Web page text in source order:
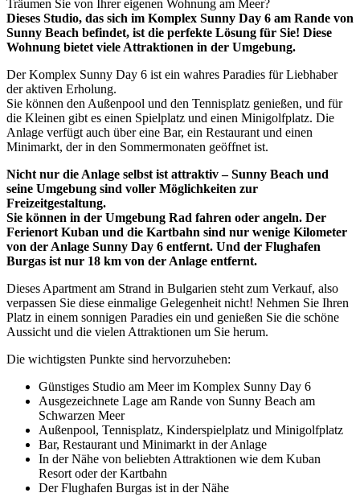
Träumen Sie von Ihrer eigenen Wohnung am Meer?
Dieses Studio, das sich im Komplex Sunny Day 6 am Rande von
Sunny Beach befindet, ist die perfekte Lösung für Sie! Diese
Wohnung bietet viele Attraktionen in der Umgebung.
Der Komplex Sunny Day 6 ist ein wahres Paradies für Liebhaber
der aktiven Erholung.
Sie können den Außenpool und den Tennisplatz genießen, und für
die Kleinen gibt es einen Spielplatz und einen Minigolfplatz. Die
Anlage verfügt auch über eine Bar, ein Restaurant und einen
Minimarkt, der in den Sommermonaten geöffnet ist.
Nicht nur die Anlage selbst ist attraktiv – Sunny Beach und
seine Umgebung sind voller Möglichkeiten zur
Freizeitgestaltung.
Sie können in der Umgebung Rad fahren oder angeln. Der
Ferienort Kuban und die Kartbahn sind nur wenige Kilometer
von der Anlage Sunny Day 6 entfernt. Und der Flughafen
Burgas ist nur 18 km von der Anlage entfernt.
Dieses Apartment am Strand in Bulgarien steht zum Verkauf, also
verpassen Sie diese einmalige Gelegenheit nicht! Nehmen Sie Ihren
Platz in einem sonnigen Paradies ein und genießen Sie die schöne
Aussicht und die vielen Attraktionen um Sie herum.
Die wichtigsten Punkte sind hervorzuheben:
Günstiges Studio am Meer im Komplex Sunny Day 6
Ausgezeichnete Lage am Rande von Sunny Beach am
Schwarzen Meer
Außenpool, Tennisplatz, Kinderspielplatz und Minigolfplatz
Bar, Restaurant und Minimarkt in der Anlage
In der Nähe von beliebten Attraktionen wie dem Kuban
Resort oder der Kartbahn
Der Flughafen Burgas ist in der Nähe